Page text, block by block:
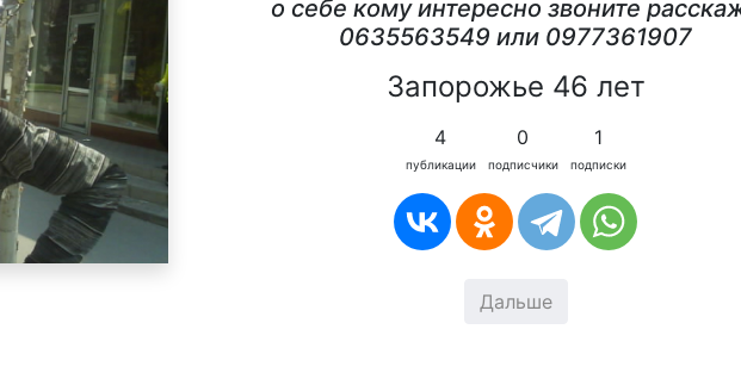
о себе кому интересно звоните
0635563549 или 0977361907
Запорожье 46 лет
4
публикации
0
подписчики
1
подписки
Дальше